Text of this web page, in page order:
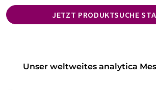
JETZT PRODUKTSUCHE
Unser weltweites analytica